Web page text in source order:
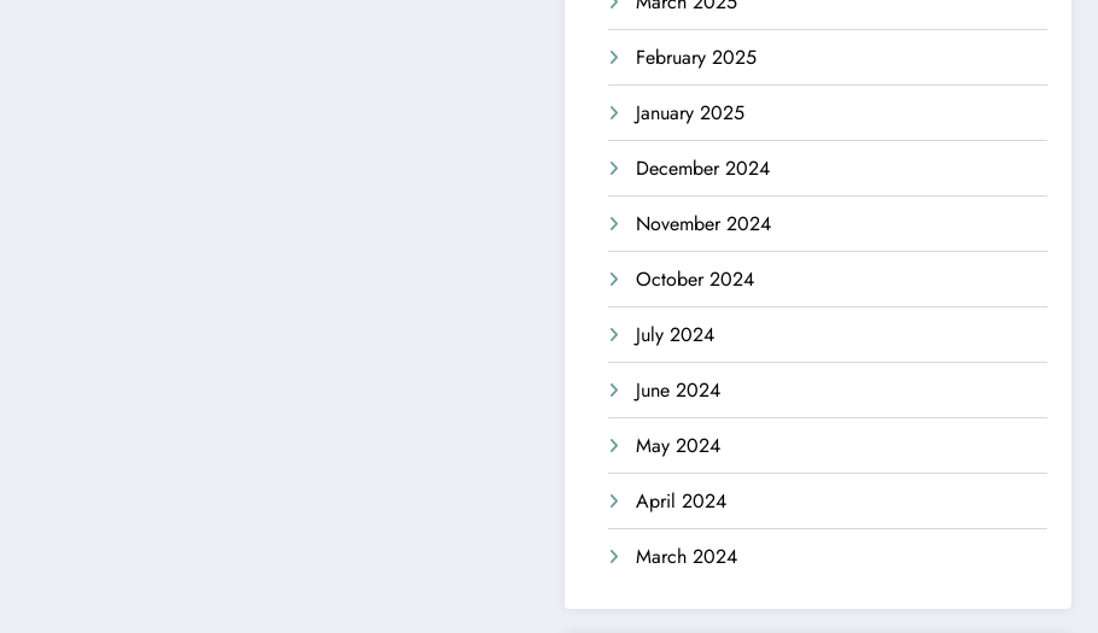
February 2025
January 2025
December 2024
November 2024
October 2024
July 2024
June 2024
May 2024
April 2024
March 2024